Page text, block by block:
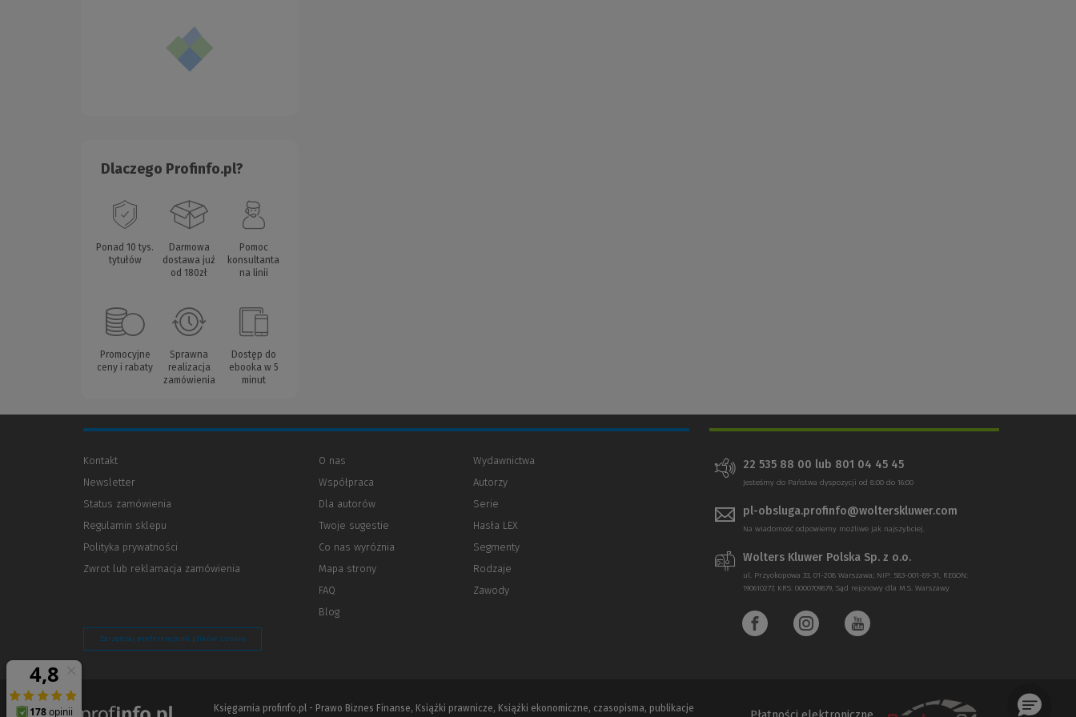
Dlaczego Profinfo.pl?
Ponad 10 tys.
tytułów
Darmowa
dostawa już
od 180zł
Pomoc
konsultanta
na linii
Promocyjne
ceny i rabaty
Sprawna
realizacja
zamówienia
Dostęp do
ebooka w 5
minut
Kontakt
Newsletter
Status zamówienia
Regulamin sklepu
Polityka prywatności
innej
Zwrot lub reklamacja zamówienia
O nas
Współpraca
Dla autorów
innej
strony)
Twoje sugestie
Co nas wyróżnia
Mapa strony
FAQ
Blog
Wydawnictwa
Autorzy
Serie
Hasła LEX
Segmenty
Rodzaje
Zawody
Zarządzaj preferencjami plików cookie
22 535 88 00 lub 801 04 45 45
Jesteśmy do Państwa dyspozycji od 8:00 do 16:00
pl-obsluga.profinfo@wolterskluwer.com
Na wiadomość odpowiemy możliwe jak najszybciej.
Wolters Kluwer Polska Sp. z o.o.
ul. Przyokopowa 33, 01-208 Warszawa; NIP: 583-001-89-31, REGON:
190610277, KRS: 0000709879, Sąd rejonowy dla M.S. Warszawy
Księgarnia profinfo.pl - Prawo Biznes Finanse, Książki prawnicze, Książki ekonomiczne, czasopisma, publikacje